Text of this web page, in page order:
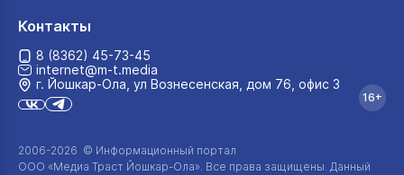
2006-2026 © Информационный портал
ООО «Медиа Траст Йошкар-Ола». Все права защищены. Данный
Контакты
8 (8362) 45-73-45
internet@m-t.media
г. Йошкар‑Ола, ул Вознесенская, дом 76, офис 3
16+